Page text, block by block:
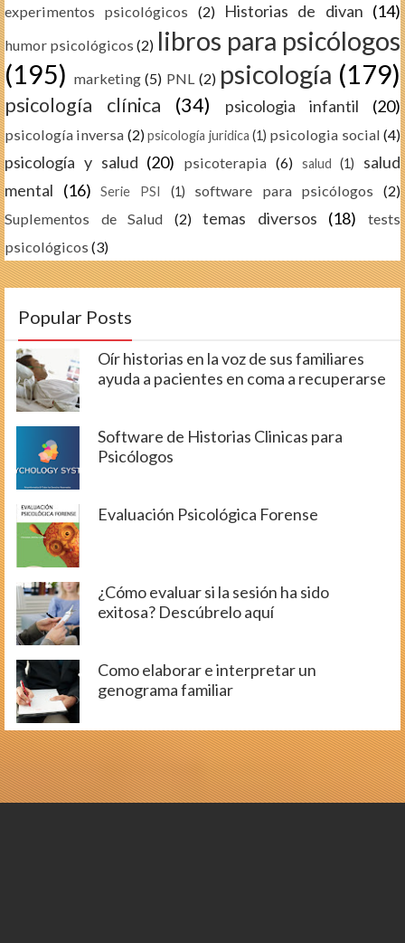
experimentos psicológicos
(2) Historias de divan (14)
humor psicológicos (2) libros para psicólogos
(195) marketing (5) PNL (2) psicología (179)
psicología clínica (34) psicologia infantil (20)
psicología inversa (2)psicología juridica (1) psicologia social (4)
psicología y salud (20) psicoterapia (6) salud (1)
salud
mental (16) Serie PSI (1) software para psicólogos
(2)
Suplementos de Salud
(2) temas diversos (18)
tests
psicológicos (3)
Popular Posts
Oír historias en la voz de sus familiares
ayuda a pacientes en coma a recuperarse
Software de Historias Clinicas para
Psicólogos
Evaluación Psicológica Forense
¿Cómo evaluar si la sesión ha sido
exitosa? Descúbrelo aquí
Como elaborar e interpretar un
genograma familiar